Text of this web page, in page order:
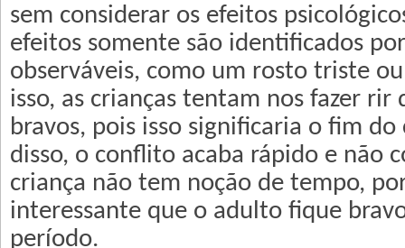
sem considerar os efeitos
efeitos somente são identificados
observáveis, como um rosto triste
isso, as crianças tentam nos fazer rir
bravos, pois isso significaria o fim
disso, o conflito acaba rápido e não
criança não tem noção de tempo,
interessante que o adulto fique
período.